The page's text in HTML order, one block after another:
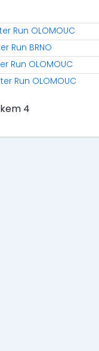
Run OLOMOUC
Run BRNO
Run OLOMOUC
Run OLOMOUC
4